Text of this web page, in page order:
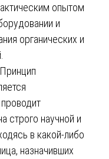
опытом
и
органических и
Принцип
строго научной и
в какой-либо
назначивших